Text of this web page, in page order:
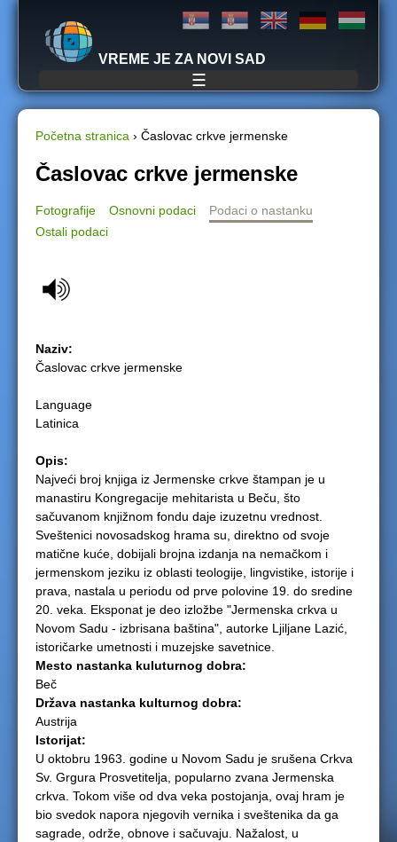
Jump to navigation
VREME JE ZA NOVI SAD
☰
Y
o
u
e
e
r
e
Početna stranica › Časlovac crkve jermenske
Časlovac crkve jermenske
Fotografije Osnovni podaci
Podaci o nastanku
Ostali podaci
Naziv:
Časlovac crkve jermenske
Language
Latinica
Opis:
Najveći broj knjiga iz Jermenske crkve štampan je u
manastiru Kongregacije mehitarista u Beču, što
sačuvanom knjižnom fondu daje izuzetnu vrednost.
Sveštenici novosadskog hrama su, direktno od svoje
matične kuće, dobijali brojna izdanja na nemačkom i
jermenskom jeziku iz oblasti teologije, lingvistike, istorije i
prava, nastala u periodu od prve polovine 19. do sredine
20. veka. Eksponat je deo izložbe "Jermenska crkva u
Novom Sadu - izbrisana baština", autorke Ljiljane Lazić,
istoričarke umetnosti i muzejske savetnice.
Mesto nastanka kuluturnog dobra:
Beč
Država nastanka kulturnog dobra:
Austrija
Istorijat:
U oktobru 1963. godine u Novom Sadu je srušena Crkva
Sv. Grgura Prosvetitelja, popularno zvana Jermenska
crkva. Tokom više od dva veka postojanja, ovaj hram je
bio svedok napora njegovih vernika i sveštenika da ga
sagrade, održe, obnove i sačuvaju. Nažalost, u